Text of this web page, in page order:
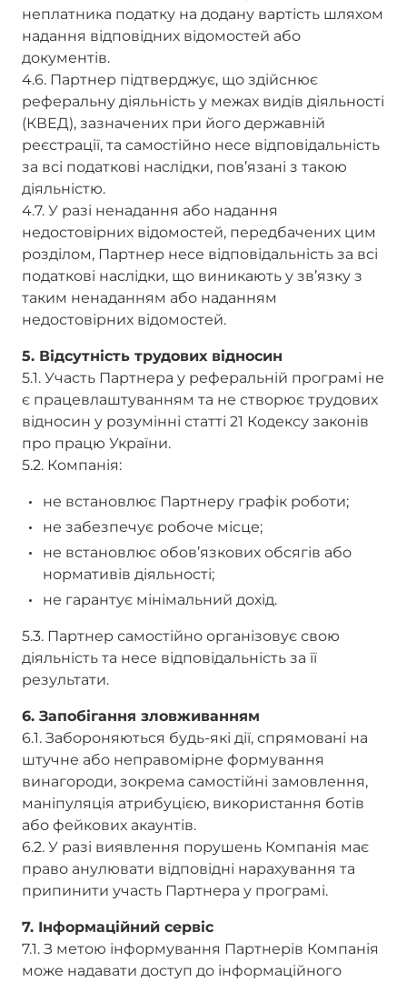
неплатника податку на додану вартість шляхом
надання відповідних відомостей або
документів.
4.6. Партнер підтверджує, що здійснює
реферальну діяльність у межах видів діяльності
(КВЕД), зазначених при його державній
реєстрації, та самостійно несе відповідальність
за всі податкові наслідки, пов’язані з такою
діяльністю.
4.7. У разі ненадання або надання
недостовірних відомостей, передбачених цим
розділом, Партнер несе відповідальність за всі
податкові наслідки, що виникають у зв’язку з
таким ненаданням або наданням
недостовірних відомостей.
5. Відсутність трудових відносин
5.1. Участь Партнера у реферальній програмі не
є працевлаштуванням та не створює трудових
відносин у розумінні статті 21 Кодексу законів
про працю України.
5.2. Компанія:
не встановлює Партнеру графік роботи;
не забезпечує робоче місце;
не встановлює обов’язкових обсягів або
нормативів діяльності;
не гарантує мінімальний дохід.
5.3. Партнер самостійно організовує свою
діяльність та несе відповідальність за її
результати.
6. Запобігання зловживанням
6.1. Забороняються будь-які дії, спрямовані на
штучне або неправомірне формування
винагороди, зокрема самостійні замовлення,
маніпуляція атрибуцією, використання ботів
або фейкових акаунтів.
6.2. У разі виявлення порушень Компанія має
право анулювати відповідні нарахування та
припинити участь Партнера у програмі.
7. Інформаційний сервіс
7.1. З метою інформування Партнерів Компанія
може надавати доступ до інформаційного